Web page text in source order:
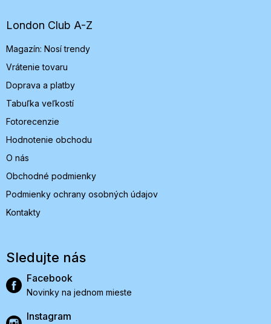
e
London Club A-Z
Magazín: Nosí trendy
Vrátenie tovaru
Doprava a platby
Tabuľka veľkostí
Fotorecenzie
Hodnotenie obchodu
O nás
Obchodné podmienky
Podmienky ochrany osobných údajov
Kontakty
Sledujte nás
Facebook
Novinky na jednom mieste
Instagram